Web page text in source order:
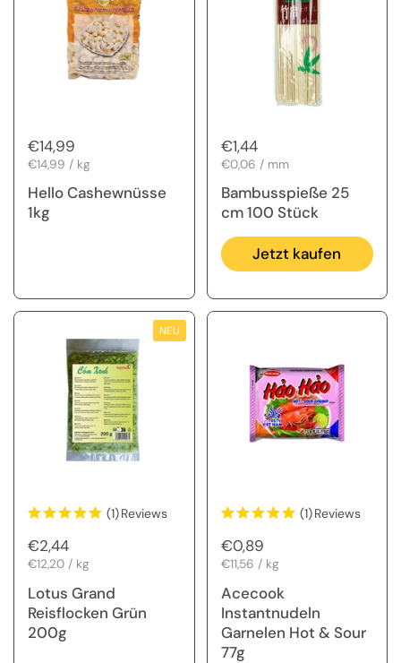
Regulärer Preis
€14,99
Stückpreis
€14,99 / kg
Hello Cashewnüsse
1kg
Regulärer Preis
€1,44
Stückpreis
€0,06 / mm
Bambusspieße 25
cm 100 Stück
Jetzt kaufen
(1)Reviews
Regulärer Preis
€2,44
Stückpreis
€12,20 / kg
Lotus Grand
Reisflocken Grün
200g
NEU
(1)Reviews
Regulärer Preis
€0,89
Stückpreis
€11,56 / kg
Acecook
Instantnudeln
Garnelen Hot & Sour
77g